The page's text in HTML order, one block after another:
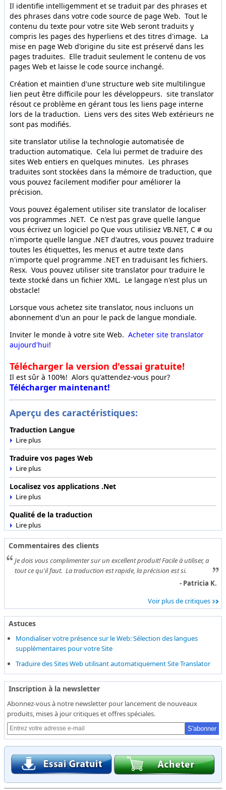
Il identifie intelligemment et se traduit par des phrases et
des phrases dans votre code source de page Web. Tout le
contenu du texte pour votre site Web seront traduits y
compris les pages des hyperliens et des titres d'image. La
mise en page Web d'origine du site est préservé dans les
pages traduites. Elle traduit seulement le contenu de vos
pages Web et laisse le code source inchangé.
Création et maintien d'une structure web site multilingue
lien peut être difficile pour les développeurs. site translator
résout ce problème en gérant tous les liens page interne
lors de la traduction. Liens vers des sites Web extérieurs ne
sont pas modifiés.
site translator utilise la technologie automatisée de
traduction automatique. Cela lui permet de traduire des
sites Web entiers en quelques minutes. Les phrases
traduites sont stockées dans la mémoire de traduction, que
vous pouvez facilement modifier pour améliorer la
précision.
Vous pouvez également utiliser site translator de localiser
vos programmes .NET. Ce n'est pas grave quelle langue
vous écrivez un logiciel po Que vous utilisiez VB.NET, C # ou
n'importe quelle langue .NET d'autres, vous pouvez traduire
toutes les étiquettes, les menus et autre texte dans
n'importe quel programme .NET en traduisant les fichiers.
Resx. Vous pouvez utiliser site translator pour traduire le
texte stocké dans un fichier XML. Le langage n'est plus un
obstacle!
Lorsque vous achetez site translator, nous incluons un
abonnement d'un an pour le pack de langue mondiale.
Inviter le monde à votre site Web. Acheter site translator
aujourd'hui!
Télécharger la version d'essai gratuite!
Il est sûr à 100%! Alors qu'attendez-vous pour?
Télécharger maintenant!
Aperçu des caractéristiques:
Traduction Langue
Traduire vos pages Web
Localisez vos applications .Net
Qualité de la traduction
Commentaires des clients
Je dois vous complimenter sur un excellent produit! Facile à utiliser, a
tout ce qu'il faut. La traduction est rapide, la précision est si.
- Patricia K.
Voir plus de critiques
Astuces
Mondialiser votre présence sur le Web: Sélection des langues
supplémentaires pour votre Site
Traduire des Sites Web utilisant automatiquement Site Translator
Inscription à la newsletter
Abonnez-vous à notre newsletter pour lancement de nouveaux
produits, mises à jour critiques et offres spéciales.